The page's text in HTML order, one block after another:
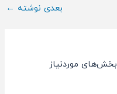
بعدی نوشته ←
بخش‌های موردنیاز